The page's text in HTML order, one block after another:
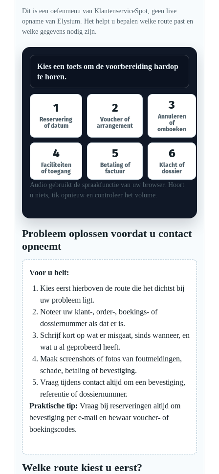
Dit is een oefenmenu van KlantenserviceSpot, geen live
opname van Elysium. Het helpt u bepalen welke route past en
welke gegevens nodig zijn.
Kies een toets om de voorbereiding hardop
te horen.
1
Reservering
of datum
2
Voucher of
arrangement
3
Annuleren
of
omboeken
4
Faciliteiten
of toegang
5
Betaling of
factuur
6
Klacht of
dossier
Audio gebruikt de spraakfunctie van uw browser. Hoort
u niets, tik opnieuw en controleer het volume.
Probleem oplossen voordat u contact
opneemt
Voor u belt:
Kies eerst hierboven de route die het dichtst bij
uw probleem ligt.
Noteer uw klant-, order-, boekings- of
dossiernummer als dat er is.
Schrijf kort op wat er misgaat, sinds wanneer, en
wat u al geprobeerd heeft.
Maak screenshots of fotos van foutmeldingen,
schade, betaling of bevestiging.
Vraag tijdens contact altijd om een bevestiging,
referentie of dossiernummer.
Praktische tip: Vraag bij reserveringen altijd om
bevestiging per e-mail en bewaar voucher- of
boekingscodes.
Welke route kiest u eerst?